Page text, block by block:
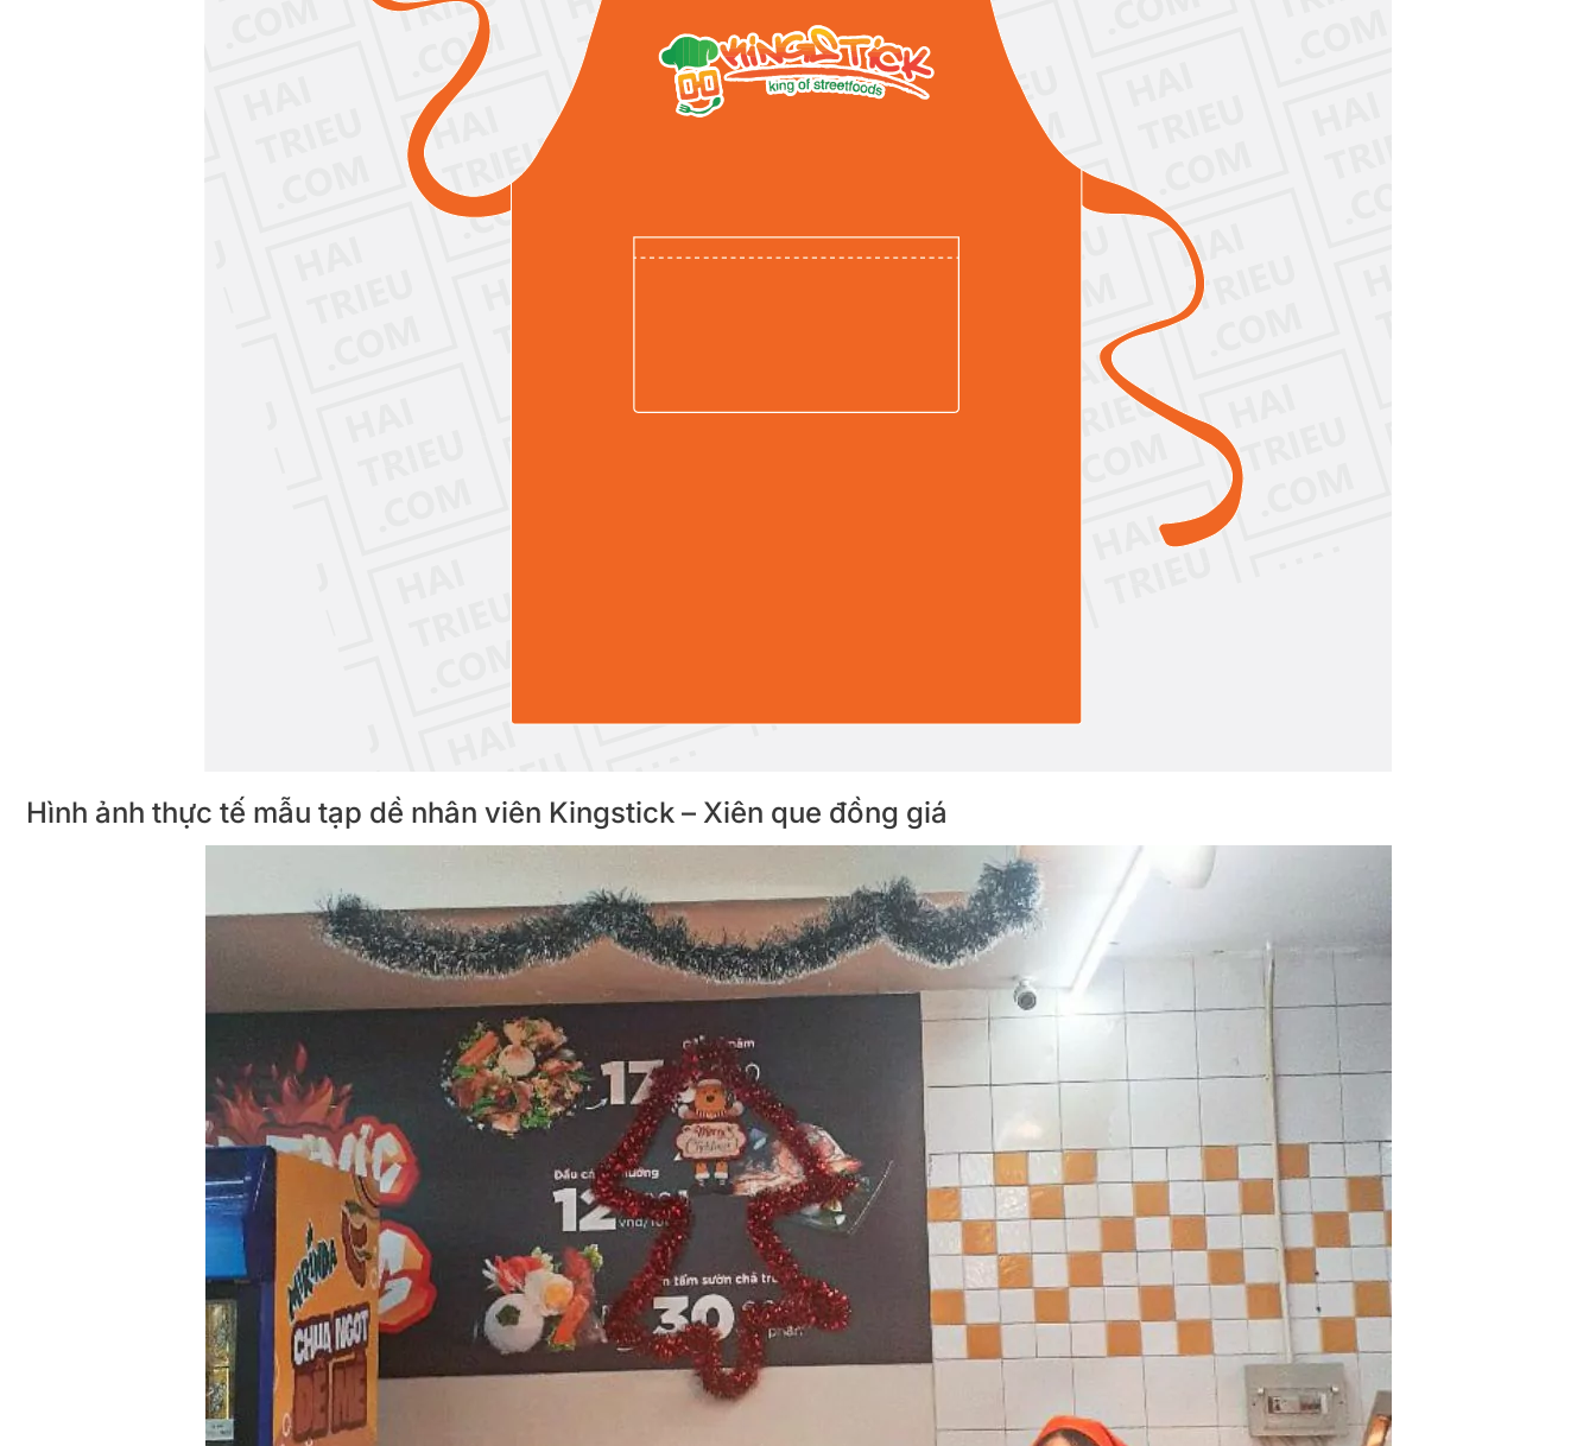
Hình ảnh thực tế mẫu tạp dề nhân viên Kingstick – Xiên que đồng giá